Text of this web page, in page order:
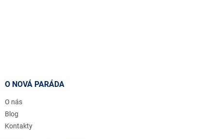
O NOVÁ PARÁDA
O nás
Blog
Kontakty